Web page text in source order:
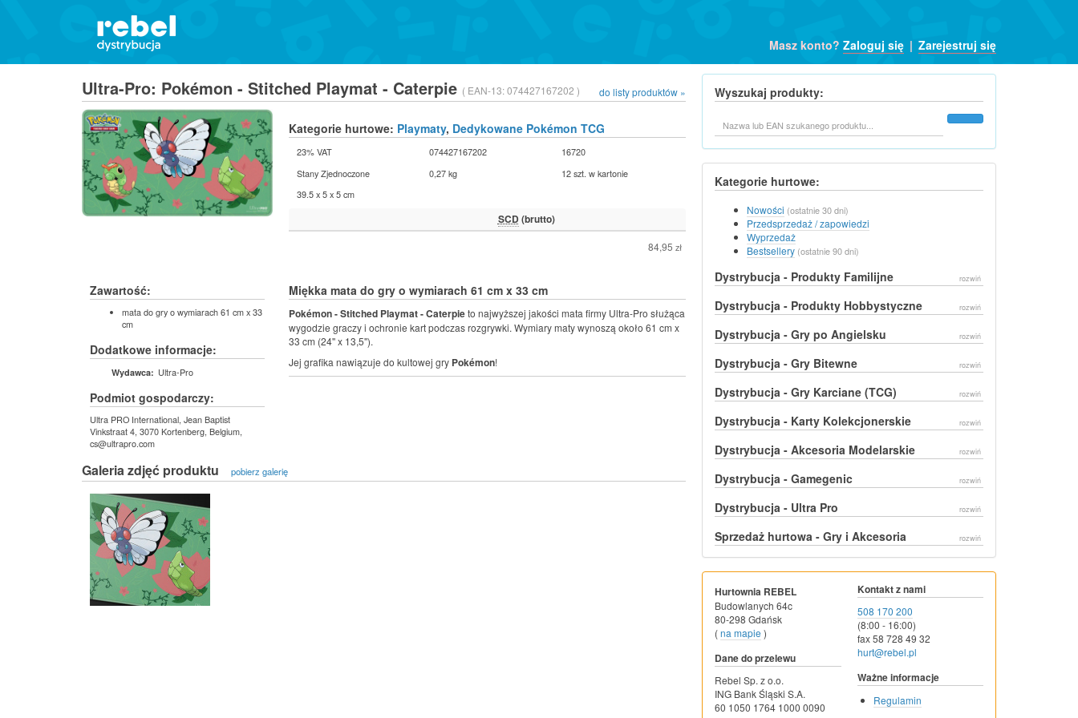
Masz konto? Zaloguj się | Zarejestruj się
Ultra-Pro: Pokémon - Stitched Playmat - Caterpie ( EAN-13:074427167202 ) do listy produktów »
Kategorie hurtowe: Playmaty, Dedykowane Pokémon TCG
23% VAT 074427167202
16720
Stany Zjednoczone
0,27 kg
12 szt. w kartonie
39.5 x 5 x 5 cm
SCD (brutto)
84,95 zł
Zawartość:
mata do gry o wymiarach 61 cm x 33
cm
Dodatkowe informacje:
Wydawca: Ultra-Pro
Podmiot gospodarczy:
Ultra PRO International, Jean Baptist
Vinkstraat 4, 3070 Kortenberg, Belgium,
cs@ultrapro.com
Miękka mata do gry o wymiarach 61 cm x 33 cm
Pokémon - Stitched Playmat - Caterpieto najwyższej jakości mata firmy Ultra-Pro służąca
wygodzie graczy i ochronie kart podczas rozgrywki. Wymiary maty wynoszą około 61 cm x
33 cm (24'' x 13,5'').
Jej grafika nawiązuje do kultowej gry Pokémon!
Galeria zdjęć produktu pobierz galerię
Wyszukaj produkty:
Kategorie hurtowe:
Nowości (ostatnie 30 dni)
Przedsprzedaż / zapowiedzi
Wyprzedaż
Bestsellery (ostatnie 90 dni)
Dystrybucja - Produkty Familijne rozwiń
Dystrybucja - Produkty Hobbystyczne rozwiń
Dystrybucja - Gry po Angielsku rozwiń
Dystrybucja - Gry Bitewne rozwiń
Dystrybucja - Gry Karciane (TCG) rozwiń
Dystrybucja - Karty Kolekcjonerskie rozwiń
Dystrybucja - Akcesoria Modelarskie rozwiń
Dystrybucja - Gamegenic rozwiń
Dystrybucja - Ultra Pro rozwiń
Sprzedaż hurtowa - Gry i Akcesoria rozwiń
Hurtownia REBEL
Budowlanych 64c
80-298 Gdańsk
(na mapie )
Dane do przelewu
Rebel Sp. z o.o.
ING Bank Śląski S.A.
60 1050 1764 1000 0090
Kontakt z nami
508 170 200
(8:00 - 16:00)
fax 58 728 49 32
hurt@rebel.pl
Ważne informacje
Regulamin